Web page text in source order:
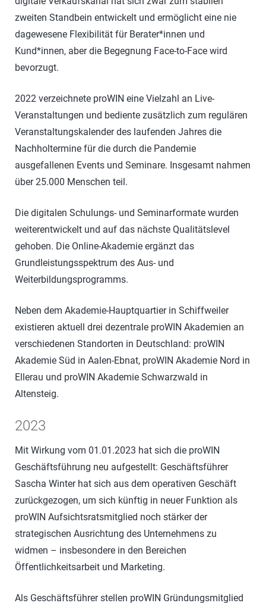
zweiten Standbein entwickelt und ermöglicht eine nie
dagewesene Flexibilität für Berater*innen und
Kund*innen, aber die Begegnung Face-to-Face wird
bevorzugt.
2022 verzeichnete proWIN eine Vielzahl an Live-
Veranstaltungen und bediente zusätzlich zum regulären
Veranstaltungskalender des laufenden Jahres die
Nachholtermine für die durch die Pandemie
ausgefallenen Events und Seminare. Insgesamt nahmen
über 25.000 Menschen teil.
Die digitalen Schulungs- und Seminarformate wurden
weiterentwickelt und auf das nächste Qualitätslevel
gehoben. Die Online-Akademie ergänzt das
Grundleistungsspektrum des Aus- und
Weiterbildungsprogramms.
Neben dem Akademie-Hauptquartier in Schiffweiler
existieren aktuell drei dezentrale proWIN Akademien an
verschiedenen Standorten in Deutschland: proWIN
Akademie Süd in Aalen-Ebnat, proWIN Akademie Nord in
Ellerau und proWIN Akademie Schwarzwald in
Altensteig.
2023
Mit Wirkung vom 01.01.2023 hat sich die proWIN
Geschäftsführung neu aufgestellt: Geschäftsführer
Sascha Winter hat sich aus dem operativen Geschäft
zurückgezogen, um sich künftig in neuer Funktion als
proWIN Aufsichtsratsmitglied noch stärker der
strategischen Ausrichtung des Unternehmens zu
widmen – insbesondere in den Bereichen
Öffentlichkeitsarbeit und Marketing.
Als Geschäftsführer stellen proWIN Gründungsmitglied